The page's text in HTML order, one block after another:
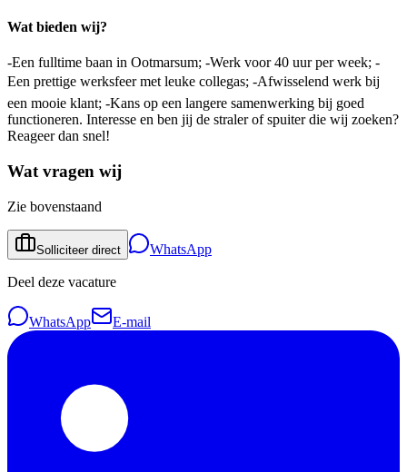
Wat bieden wij?
-Een fulltime baan in Ootmarsum; -Werk voor 40 uur per week; -
Een prettige werksfeer met leuke collegas; -Afwisselend werk bij
een mooie klant; -Kans op een langere samenwerking bij goed
functioneren. Interesse en ben jij de straler of spuiter die wij zoeken?
Reageer dan snel!
Wat vragen wij
Zie bovenstaand
Solliciteer direct WhatsApp
Deel deze vacature
WhatsApp E-mail